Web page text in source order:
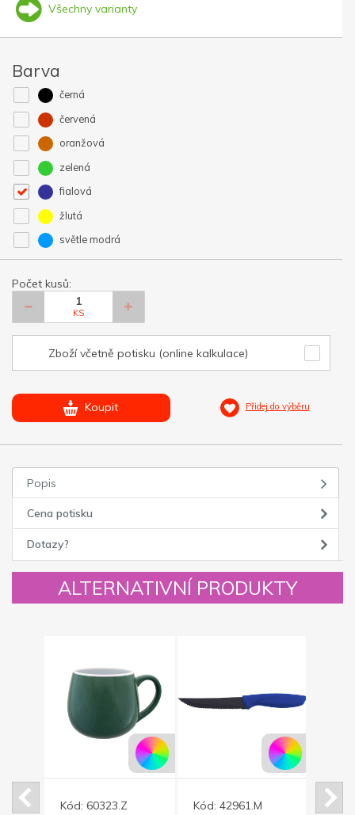
Všechny varianty
Barva
černá
červená
oranžová
zelená
fialová
žlutá
světle modrá
Počet kusů:
KS
Zboží včetně potisku (online kalkulace)
Koupit Přidej do výběru
Popis
Cena potisku
Dotazy?
ALTERNATIVNÍ PRODUKTY
Kód: 60323.Z
Kód: 42961.M
Kód: